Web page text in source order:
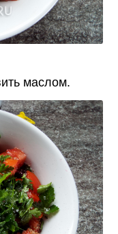
маслом.